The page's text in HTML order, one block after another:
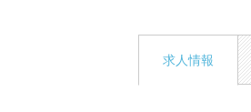
求人情報